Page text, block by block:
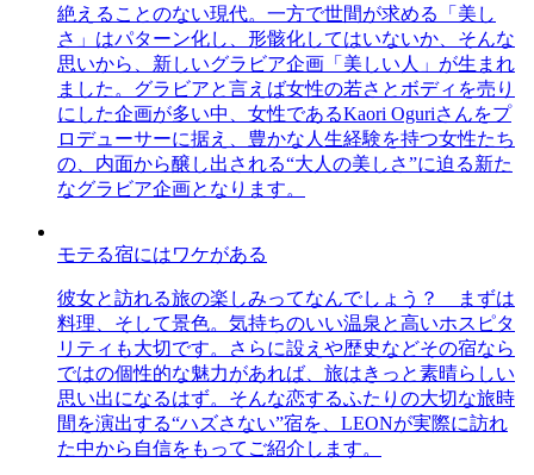
絶えることのない現代。一方で世間が求める「美し
さ」はパターン化し、形骸化してはいないか、そんな
思いから、新しいグラビア企画「美しい人」が生まれ
ました。グラビアと言えば女性の若さとボディを売り
にした企画が多い中、女性であるKaori Oguriさんをプ
ロデューサーに据え、豊かな人生経験を持つ女性たち
の、内面から醸し出される“大人の美しさ”に迫る新た
なグラビア企画となります。
モテる宿にはワケがある
彼女と訪れる旅の楽しみってなんでしょう？ まずは
料理、そして景色。気持ちのいい温泉と高いホスピタ
リティも大切です。さらに設えや歴史などその宿なら
ではの個性的な魅力があれば、旅はきっと素晴らしい
思い出になるはず。そんな恋するふたりの大切な旅時
間を演出する“ハズさない”宿を、LEONが実際に訪れ
た中から自信をもってご紹介します。